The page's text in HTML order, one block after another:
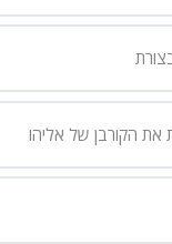
את הקורבן של אליהו